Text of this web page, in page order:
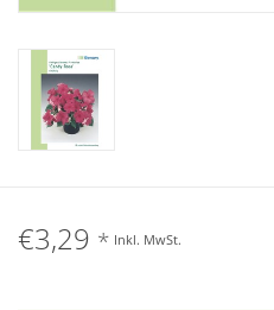
€3,29 * Inkl. MwSt.